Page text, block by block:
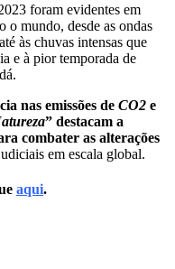
foram evidentes em
o mundo, desde as ondas
às chuvas intensas que
e à pior temporada de
nas emissões de CO2 e
” destacam a
combater as alterações
em escala global.
aqui.